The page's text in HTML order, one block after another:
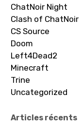
ChatNoir Night
Clash of ChatNoir
CS Source
Doom
Left4Dead2
Minecraft
Trine
Uncategorized
Articles récents